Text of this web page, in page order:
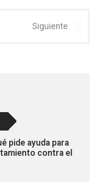
Siguiente
pide ayuda para
contra el